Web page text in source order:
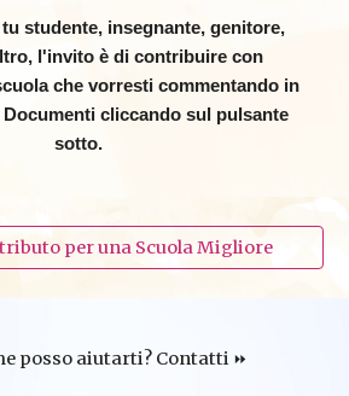
tu studente, insegnante, genitore,
l'invito è di contribuire con
che vorresti commentando in
cliccando sul pulsante
sotto.
per una Scuola Migliore
posso aiutarti? Contatti ⏩